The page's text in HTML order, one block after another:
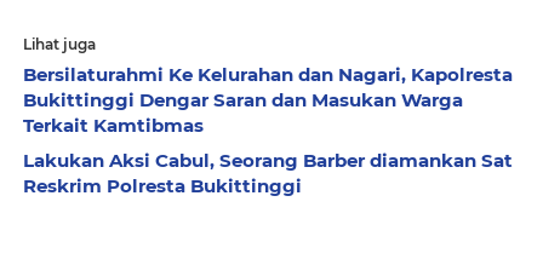
Lihat juga
Bersilaturahmi Ke Kelurahan dan Nagari, Kapolresta
Bukittinggi Dengar Saran dan Masukan Warga
Terkait Kamtibmas
Lakukan Aksi Cabul, Seorang Barber diamankan Sat
Reskrim Polresta Bukittinggi